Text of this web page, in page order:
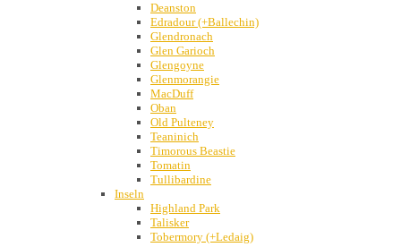
Deanston
Edradour (+Ballechin)
Glendronach
Glen Garioch
Glengoyne
Glenmorangie
MacDuff
Oban
Old Pulteney
Teaninich
Timorous Beastie
Tomatin
Tullibardine
Inseln
Highland Park
Talisker
Tobermory (+Ledaig)